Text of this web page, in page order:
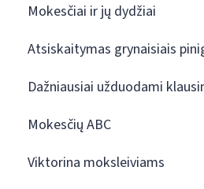
Mokesčiai ir jų dydžiai
Atsiskaitymas grynaisiais
Dažniausiai užduodami
Mokesčių ABC
Viktorina moksleiviams